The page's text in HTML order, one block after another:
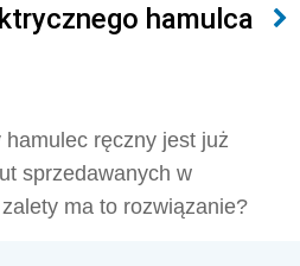
hamulca
ręczny jest już
sprzedawanych w
ma to rozwiązanie?